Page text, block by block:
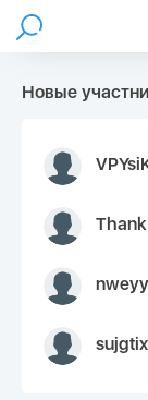
Новые
Thank you very much for